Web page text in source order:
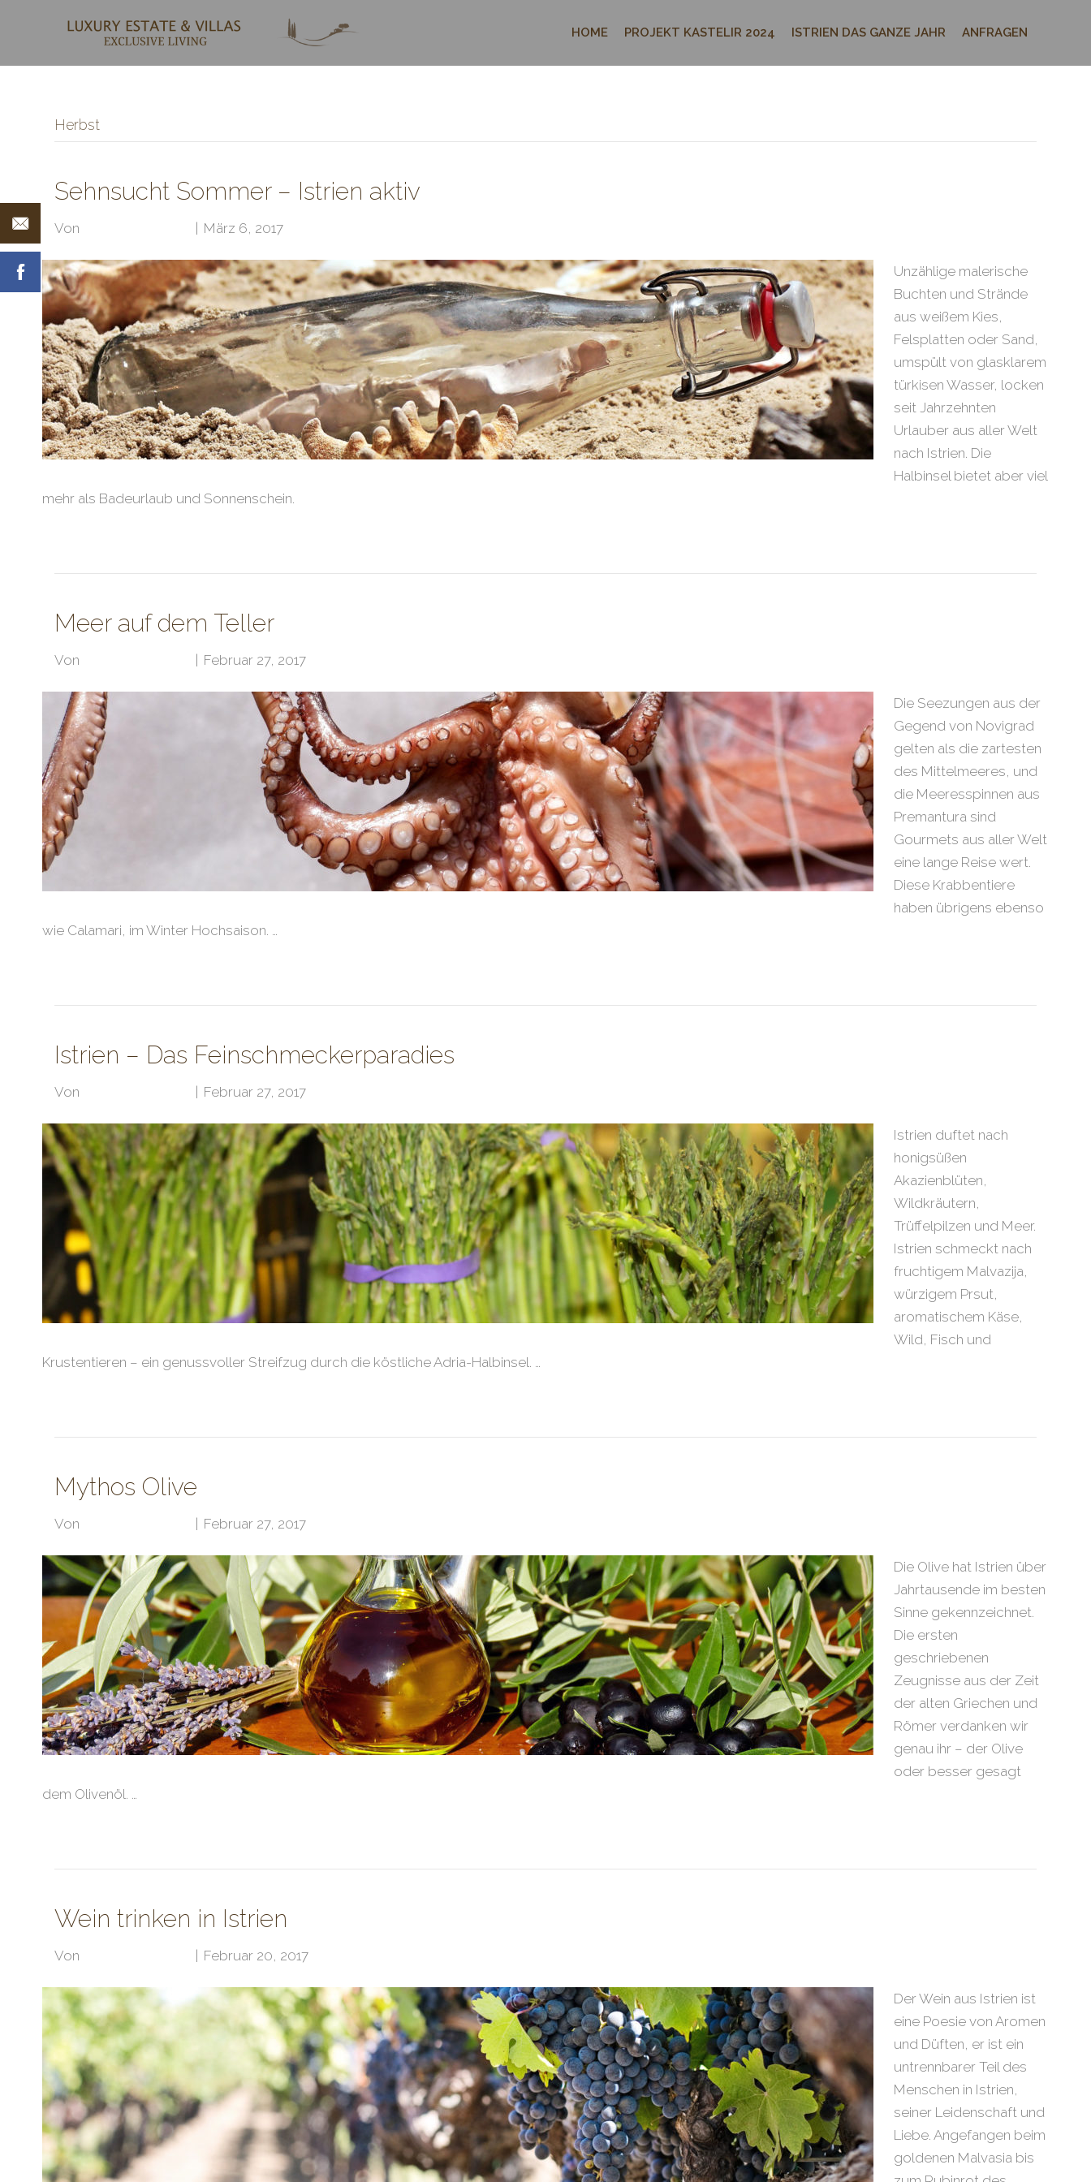
HOME PROJEKT KASTELIR 2024 ISTRIEN DAS GANZE JAHR ANFRAGEN
Herbst
Sehnsucht Sommer – Istrien aktiv
Von März 6, 2017
Unzählige malerische
Buchten und Strände
aus weißem Kies,
Felsplatten oder Sand,
umspült von glasklarem
türkisen Wasser, locken
seit Jahrzehnten
Urlauber aus aller Welt
nach Istrien. Die
Halbinsel bietet aber viel
mehr als Badeurlaub und Sonnenschein.
Meer auf dem Teller
Von Februar 27, 2017
Die Seezungen aus der
Gegend von Novigrad
gelten als die zartesten
des Mittelmeeres, und
die Meeresspinnen aus
Premantura sind
Gourmets aus aller Welt
eine lange Reise wert.
Diese Krabbentiere
haben übrigens ebenso
wie Calamari, im Winter Hochsaison. …
Istrien – Das Feinschmeckerparadies
Von Februar 27, 2017
Istrien duftet nach
honigsüßen
Akazienblüten,
Wildkräutern,
Trüffelpilzen und Meer.
Istrien schmeckt nach
fruchtigem Malvazija,
würzigem Prsut,
aromatischem Käse,
Wild, Fisch und
Krustentieren – ein genussvoller Streifzug durch die köstliche Adria-Halbinsel. …
Mythos Olive
Von Februar 27, 2017
Die Olive hat Istrien über
Jahrtausende im besten
Sinne gekennzeichnet.
Die ersten
geschriebenen
Zeugnisse aus der Zeit
der alten Griechen und
Römer verdanken wir
genau ihr – der Olive
oder besser gesagt
dem Olivenöl. …
Wein trinken in Istrien
Von Februar 20, 2017
Der Wein aus Istrien ist
eine Poesie von Aromen
und Düften, er ist ein
untrennbarer Teil des
Menschen in Istrien,
seiner Leidenschaft und
Liebe. Angefangen beim
goldenen Malvasia bis